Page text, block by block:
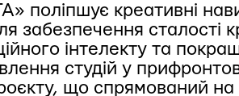
поліпшує креативні
забезпечення сталості
інтелекту та
студій у
що спрямований на